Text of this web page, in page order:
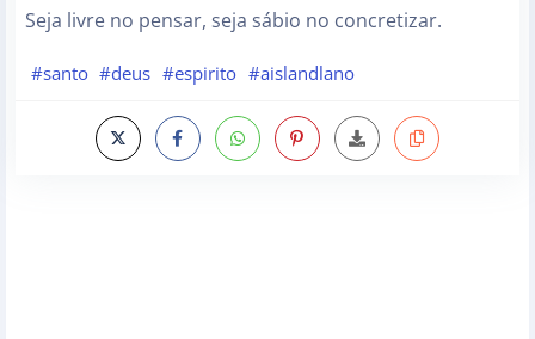
Seja livre no pensar, seja sábio no concretizar.
#santo #deus #espirito #aislandlano